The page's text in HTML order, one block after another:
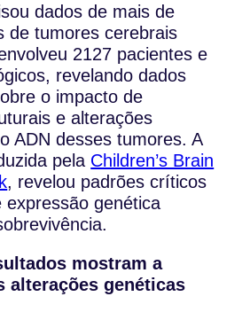
dados de mais de
de tumores cerebrais
2127 pacientes e
revelando dados
o impacto de
e alterações
ADN desses tumores. A
pela Children’s Brain
, revelou padrões críticos
expressão genética
mostram a
alterações genéticas